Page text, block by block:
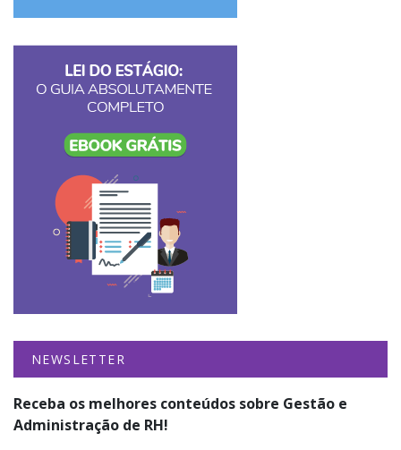
NEWSLETTER
Receba os melhores conteúdos sobre Gestão e
Administração de RH!